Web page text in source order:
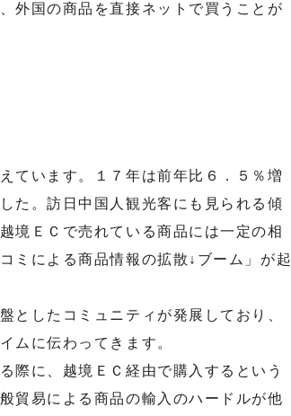
外国の商品を直接ネットで買うことが
ています。１７年は前年比６．５％増
た。訪日中国人観光客にも見られる傾
境ＥＣで売れている商品には一定の相
ミによる商品情報の拡散↓ブーム」が起
したコミュニティが発展しており、
ムに伝わってきます。
に、越境ＥＣ経由で購入するという
貿易による商品の輸入のハードルが他